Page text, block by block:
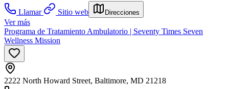
Llamar
Sitio web Direcciones
Ver más
Programa de Tratamiento Ambulatorio | Seventy Times Seven
Wellness Mission
2222 North Howard Street, Baltimore, MD 21218